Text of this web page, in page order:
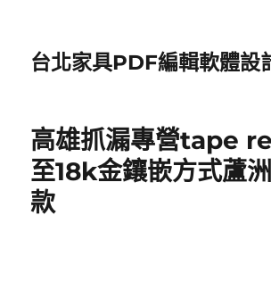
台北家具PDF編輯軟體設
高雄抓漏專營tape
至18k金鑲嵌方式蘆
款